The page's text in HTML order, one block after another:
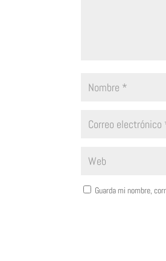
Guarda mi nombre,